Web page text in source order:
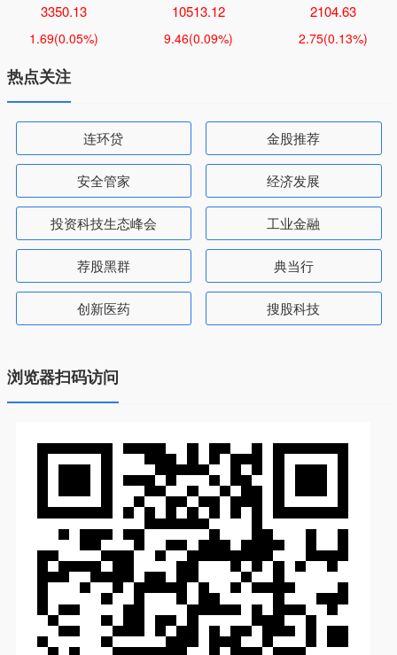
3350.13
1.69(0.05%)
10513.12
9.46(0.09%)
2104.63
2.75(0.13%)
热点关注
连环贷 金股推荐
安全管家 经济发展
投资科技生态峰会 工业金融
荐股黑群 典当行
创新医药 搜股科技
浏览器扫码访问